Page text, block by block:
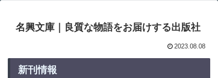
名興文庫｜良質な物語をお届けする出版社
2023.08.08
新刊情報